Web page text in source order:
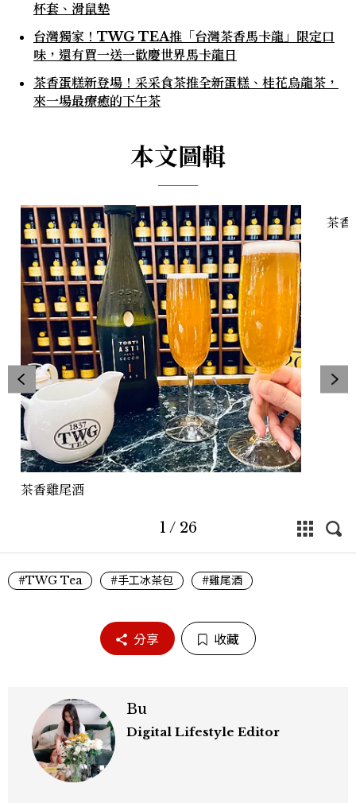
杯套、滑鼠墊
台灣獨家！TWG TEA推「台灣茶香馬卡龍」限定口
味，還有買一送一歡慶世界馬卡龍日
茶香蛋糕新登場！采采食茶推全新蛋糕、桂花烏龍茶，
來一場最療癒的下午茶
本文圖輯
茶香雞尾酒
茶香
1 / 26
#TWG Tea #手工冰茶包 #雞尾酒
分享 收藏
Bu
Digital Lifestyle Editor